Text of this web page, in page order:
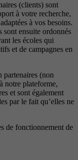
(clients) sont
à votre recherche,
à vos besoins.
sont ensuite ordonnés
les écoles qui
et de campagnes en
partenaires (non
notre plateforme,
et sont également
par le fait qu’elles ne
de fonctionnement de